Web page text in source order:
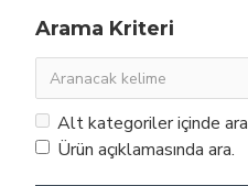
Arama Kriteri
Alt kategoriler içinde ara
Ürün açıklamasında ara.